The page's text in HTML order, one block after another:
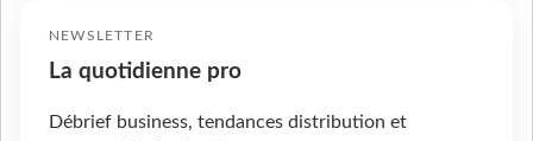
NEWSLETTER
La quotidienne pro
Débrief business, tendances distribution et